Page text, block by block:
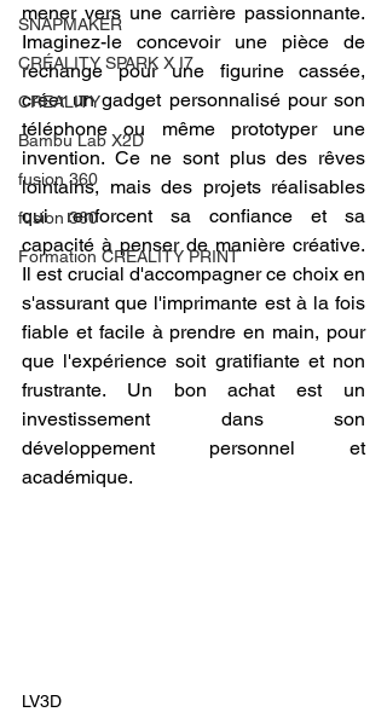
SNAPMAKER
CRÉALITY SPARK X I7
CREALITY
Bambu Lab X2D
fusion 360
fusion 360
Formation CREALITY PRINT
mener vers une carrière passionnante.
Imaginez-le concevoir une pièce de
rechange pour une figurine cassée,
créer un gadget personnalisé pour son
téléphone ou même prototyper une
invention. Ce ne sont plus des rêves
lointains, mais des projets réalisables
qui renforcent sa confiance et sa
capacité à penser de manière créative.
Il est crucial d'accompagner ce choix en
s'assurant que l'imprimante est à la fois
fiable et facile à prendre en main, pour
que l'expérience soit gratifiante et non
frustrante. Un bon achat est un
investissement dans son
développement personnel et
académique.
LV3D